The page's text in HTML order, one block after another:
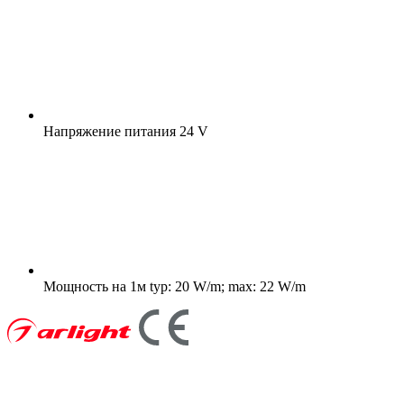
Напряжение питания 24 V
Мощность на 1м typ: 20 W/m; max: 22 W/m